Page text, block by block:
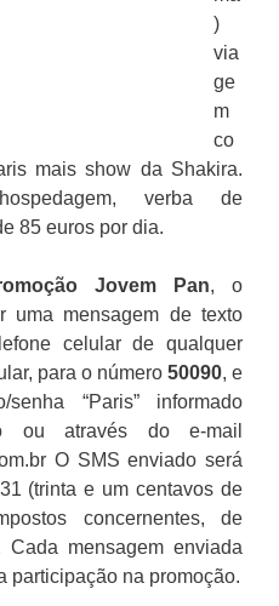
)
via
ge
m
co
mais show da Shakira.
verba de
85 euros por dia.
Jovem Pan, o
uma mensagem de texto
celular de qualquer
para o número 50090, e
“Paris” informado
ou através do e-mail
O SMS enviado será
(trinta e um centavos de
concernentes, de
mensagem enviada
participação na promoção.